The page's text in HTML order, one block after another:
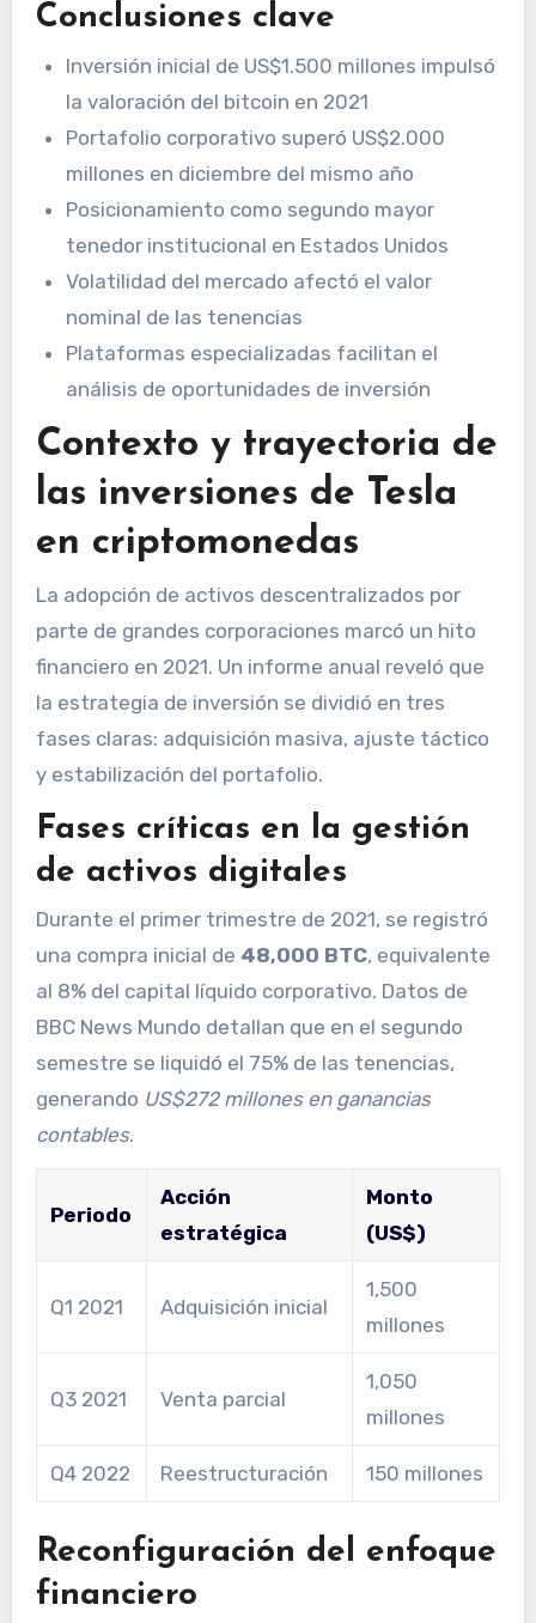
Conclusiones clave
Inversión inicial de US$1.500 millones impulsó
la valoración del bitcoin en 2021
Portafolio corporativo superó US$2.000
millones en diciembre del mismo año
Posicionamiento como segundo mayor
tenedor institucional en Estados Unidos
Volatilidad del mercado afectó el valor
nominal de las tenencias
Plataformas especializadas facilitan el
análisis de oportunidades de inversión
Contexto y trayectoria de
las inversiones de Tesla
en criptomonedas
La adopción de activos descentralizados por
parte de grandes corporaciones marcó un hito
financiero en 2021. Un informe anual reveló que
la estrategia de inversión se dividió en tres
fases claras: adquisición masiva, ajuste táctico
y estabilización del portafolio.
Fases críticas en la gestión
de activos digitales
Durante el primer trimestre de 2021, se registró
una compra inicial de 48,000 BTC, equivalente
al 8% del capital líquido corporativo. Datos de
BBC News Mundo detallan que en el segundo
semestre se liquidó el 75% de las tenencias,
generando US$272 millones en ganancias
contables.
Periodo
Acción
estratégica
Monto
(US$)
Q1 2021 Adquisición inicial
1,500
millones
Q3 2021 Venta parcial
1,050
millones
Q4 2022 Reestructuración 150 millones
Reconfiguración del enfoque
financiero